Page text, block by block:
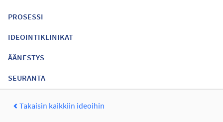
PROSESSI
IDEOINTIKLINIKAT
ÄÄNESTYS
SEURANTA
Takaisin kaikkiin ideoihin